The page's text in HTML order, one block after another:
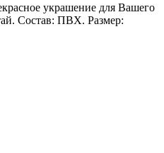
украшение для Вашего
Состав: ПВХ. Размер: